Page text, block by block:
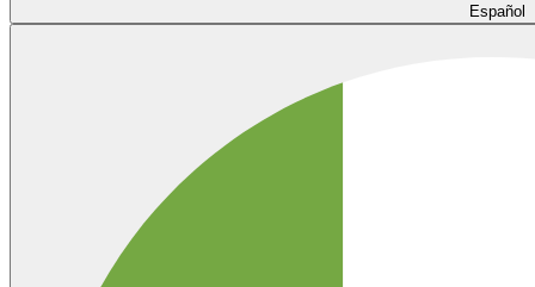
Español